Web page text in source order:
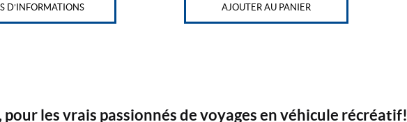
D’INFORMATIONS AJOUTER AU PANIER
pour les vrais passionnés de voyages en véhicule récréatif!